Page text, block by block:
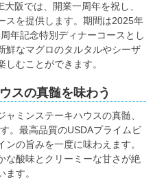
阪では、開業一周年を祝し、
スを提供します。期間は2025年
年記念特別ディナーコースとし
鮮なマグロのタルタルやシーザ
むことができます。
スの真髄を味わう
ミンステーキハウスの真髄、
。最高品質のUSDAプライムビ
の旨みを一度に味わえます。
な酸味とクリーミーな甘さが絶
す。